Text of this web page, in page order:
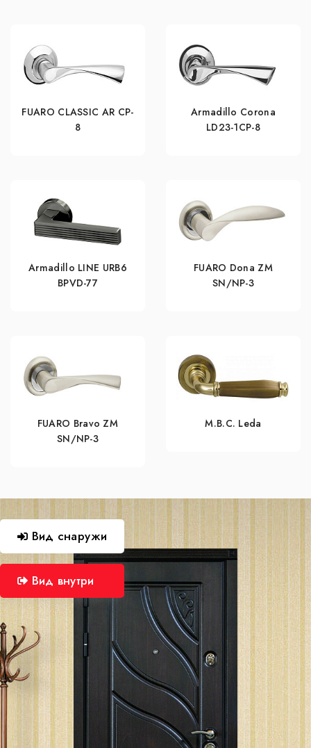
FUARO CLASSIC AR CP-
8
Armadillo Corona
LD23-1CP-8
Armadillo LINE URB6
BPVD-77
FUARO Dona ZM
SN/NP-3
FUARO Bravo ZM
SN/NP-3
M.B.C. Leda
Вид снаружи
Вид внутри